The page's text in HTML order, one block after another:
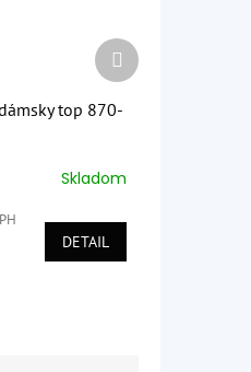
top 870-
Skladom
DETAIL
Ďalší
produkt